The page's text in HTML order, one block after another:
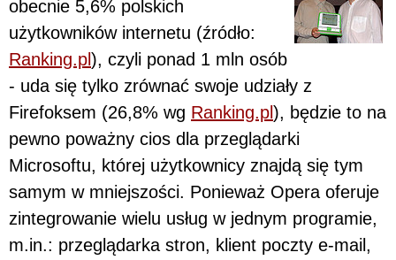
obecnie 5,6% polskich
użytkowników internetu (źródło:
Ranking.pl), czyli ponad 1 mln osób
- uda się tylko zrównać swoje udziały z
Firefoksem (26,8% wg Ranking.pl), będzie to na
pewno poważny cios dla przeglądarki
Microsoftu, której użytkownicy znajdą się tym
samym w mniejszości. Ponieważ Opera oferuje
zintegrowanie wielu usług w jednym programie,
m.in.: przeglądarka stron, klient poczty e-mail,